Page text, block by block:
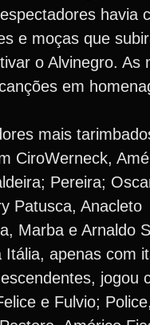
havia
e moças que
o Alvinegro. As
em
mais
CiroWerneck,
Pereira;
Patusca, Anacleto
Marba e Arnaldo
Itália, apenas com
jogou
e Fulvio;